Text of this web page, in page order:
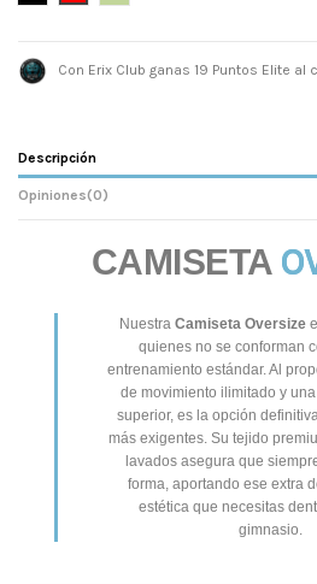
Con Erix Club ganas 19 Puntos Elite al
Descripción
Opiniones(0)
CAMISETA
Nuestra Camiseta Oversize
quienes no se conforman
entrenamiento estándar. Al
de movimiento ilimitado y
superior, es la opción
más exigentes. Su tejido
lavados asegura que
forma, aportando ese extra
estética que necesitas
gimnasio.